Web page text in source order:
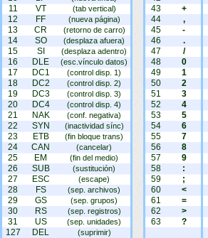
11 VT (tab vertical)
12 FF (nueva página)
13 CR (retorno de carro)
14 SO (desplaza afuera)
15 SI (desplaza adentro)
16 DLE (esc.vínculo datos)
17 DC1 (control disp. 1)
18 DC2 (control disp. 2)
19 DC3 (control disp. 3)
20 DC4 (control disp. 4)
21 NAK (conf. negativa)
22 SYN (inactividad sínc)
23 ETB (fin bloque trans)
24 CAN (cancelar)
25 EM (fin del medio)
26 SUB (sustitución)
27 ESC (escape)
28 FS (sep. archivos)
29 GS (sep. grupos)
30 RS (sep. registros)
31 US (sep. unidades)
127 DEL (suprimir)
43
+
44
,
45
-
46
.
47
/
48
0
49
1
50
2
51
3
52
4
53
5
54
6
55
7
56
8
57
9
58
:
59
;
60
<
61
=
62
>
63
?